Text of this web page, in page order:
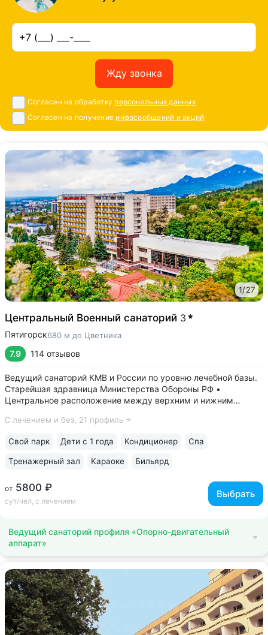
Жду звонка
Согласен на обработку персональных данных
Согласен на получение инфосообщений и акций
1/27
Центральный Военный санаторий 3
Пятигорск680 м до Цветника
7.9 114 отзывов
Ведущий санаторий КМВ и России по уровню лечебной базы.
Старейшая здравница Министерства Обороны РФ •
Центральное расположение между верхним и нижним
арфа, бульвар Гагарина, нижний — Дом-музей Лермонтова,
С лечением и без, 21 профиль
от 5800 ₽
сут/чел, с лечением
Выбрать
Свой парк Дети с 1 года Кондиционер Спа
Тренажерный зал Караоке Бильярд
Ведущий санаторий профиля «Опорно-двигательный
аппарат»